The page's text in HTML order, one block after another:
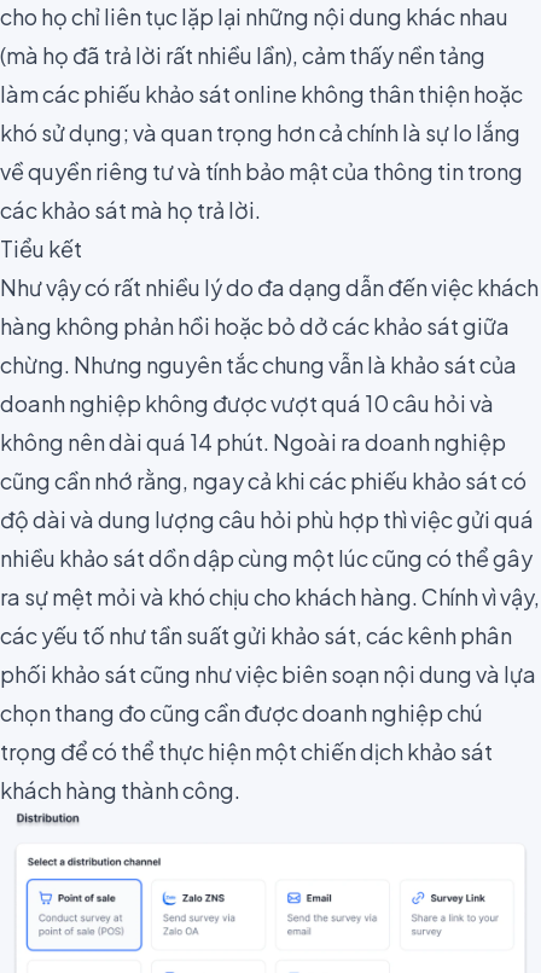
cho họ chỉ liên tục lặp lại những nội dung khác nhau
(mà họ đã trả lời rất nhiều lần), cảm thấy nền tảng
làmcác phiếu khảo sát online không thân thiện hoặc
khó sử dụng;và quan trọng hơn cả chính là sự lo lắng
vềquyền riêng tư và tính bảo mật của thông tintrong
các khảo sát mà họ trả lời.
Tiểu kết
Như vậy có rất nhiều lý do đa dạng dẫn đến việc khách
hàng không phản hồi hoặc bỏ dở các khảo sát giữa
chừng. Nhưng nguyên tắc chung vẫn là khảo sát của
doanh nghiệp không được vượt quá 10 câu hỏi và
không nên dài quá 14 phút. Ngoài ra doanh nghiệp
cũng cần nhớ rằng, ngay cả khi các phiếu khảo sát có
độ dài và dung lượng câu hỏi phù hợp thì việc gửi quá
nhiều khảo sát dồn dập cùng một lúc cũng có thể gây
ra sự mệt mỏi và khó chịu cho khách hàng. Chính vì vậy,
các yếu tố nhưtần suất gửi khảo sát, các kênh phân
phối khảo sát cũng như việc biên soạn nội dung và lựa
chọnthang đocũng cần được doanh nghiệp chú
trọng để có thể thực hiện một chiến dịch khảo sát
khách hàng thành công.